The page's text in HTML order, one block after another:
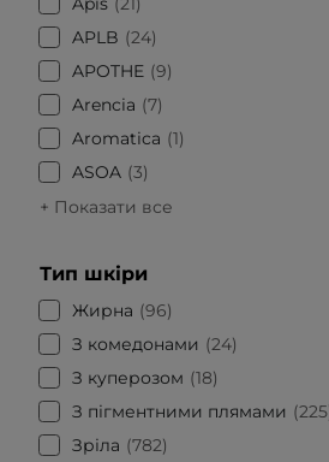
APLB
24
APOTHE 9
Arencia
7
Aromatica
1
ASOA 3
+ Показати все
Тип шкіри
Жирна
96
З комедонами
24
З куперозом
18
З пігментними плямами
225
Зріла
782